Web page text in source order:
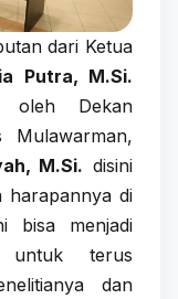
dari Ketua
Putra, M.Si.
oleh Dekan
Mulawarman,
M.Si. disini
harapannya di
bisa menjadi
terus
dan